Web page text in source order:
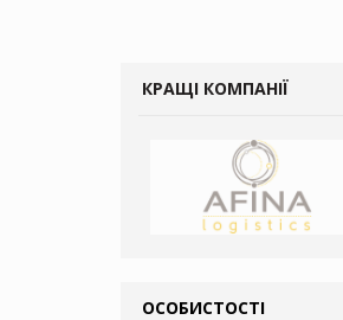
КРАЩІ КОМПАНІЇ
ОСОБИСТОСТІ